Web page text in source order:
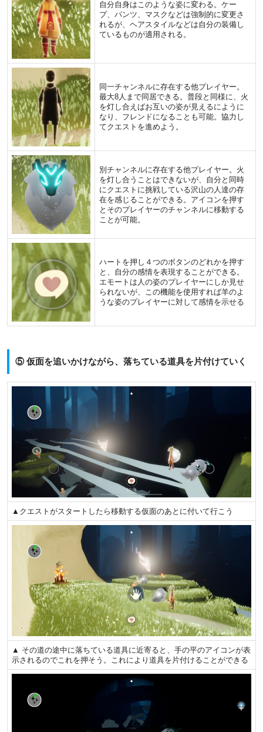
自分自身はこのような姿に変わる。ケー
プ、パンツ、マスクなどは強制的に変更さ
れるが、ヘアスタイルなどは自分の装備し
ているものが適用される。
同一チャンネルに存在する他プレイヤー。
最大8人まで同居できる。普段と同様に、火
を灯し合えばお互いの姿が見えるにように
なり、フレンドになることも可能。協力し
てクエストを進めよう。
別チャンネルに存在する他プレイヤー。火
を灯し合うことはできないが、自分と同時
にクエストに挑戦している沢山の人達の存
在を感じることができる。アイコンを押す
とそのプレイヤーのチャンネルに移動する
ことが可能。
ハートを押し４つのボタンのどれかを押す
と、自分の感情を表現することができる。
エモートは人の姿のプレイヤーにしか見せ
られないが、この機能を使用すれば羊のよ
うな姿のプレイヤーに対して感情を示せる
⑤ 仮面を追いかけながら、落ちている道具を片付けていく
▲クエストがスタートしたら移動する仮面のあとに付いて行こう
▲ その道の途中に落ちている道具に近寄ると、手の平のアイコンが表
示されるのでこれを押そう。これにより道具を片付けることができる